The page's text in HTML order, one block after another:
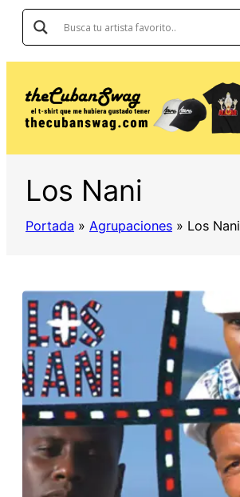
Los Nani
Portada » Agrupaciones » Los Nani